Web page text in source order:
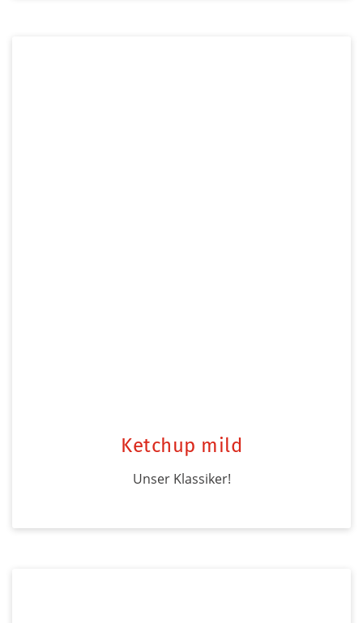
Ketchup mild
Unser Klassiker!